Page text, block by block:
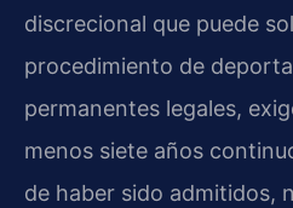
discrecional que puede
procedimiento de
permanentes legales,
menos siete años
de haber sido admitidos,